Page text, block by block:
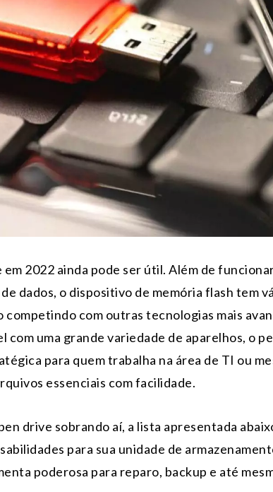
em 2022 ainda pode ser útil. Além de
dados, o dispositivo de memória flash tem
competindo com outras tecnologias mais
com uma grande variedade de aparelhos, o
para quem trabalha na área de TI ou
essenciais com facilidade.
drive sobrando aí, a lista apresentada
para sua unidade de
poderosa para reparo, backup e até